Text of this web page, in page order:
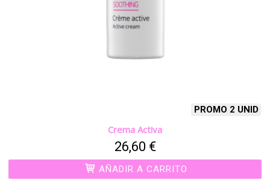
PROMO 2 UNID
Crema Activa
26,60 €
AÑADIR A CARRITO